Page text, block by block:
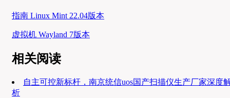
指南 Linux Mint 22.04版本
虚拟机 Wayland 7版本
相关阅读
自主可控新标杆，南京统信uos国产扫描仪生产厂家深度
析